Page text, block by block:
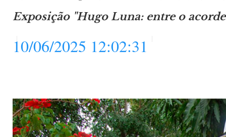
Exposição "Hugo Luna: entre o
10/06/2025 12:02:31